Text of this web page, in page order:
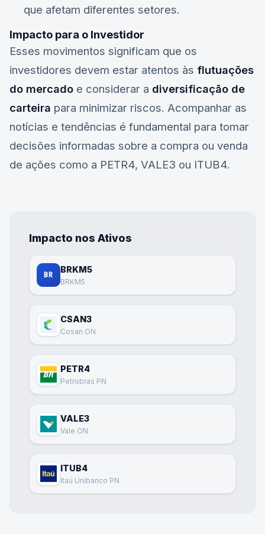
que afetam diferentes setores.
Impacto para o Investidor
Esses movimentos significam que os
investidores devem estar atentos às flutuações
do mercado e considerar a diversificação de
carteira para minimizar riscos. Acompanhar as
notícias e tendências é fundamental para tomar
decisões informadas sobre a compra ou venda
de ações como a PETR4, VALE3 ou ITUB4.
Impacto nos Ativos
BR
BRKM5
BRKM5
CSAN3
Cosan ON
PETR4
Petrobras PN
VALE3
Vale ON
ITUB4
Itaú Unibanco PN